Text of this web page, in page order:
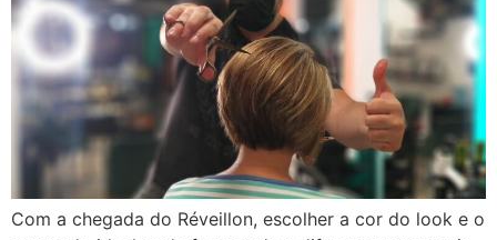
Com a chegada do Réveillon, escolher a cor do look e o